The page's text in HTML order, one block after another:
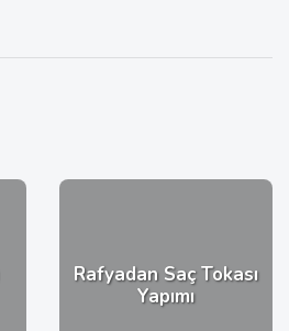
Rafyadan Saç Tokası
Yapımı